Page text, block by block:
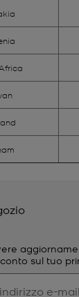
sul tuo